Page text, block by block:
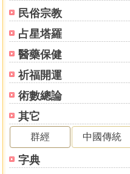
民俗宗教
占星塔羅
醫藥保健
祈福開運
術數總論
其它
群經 中國傳統
字典